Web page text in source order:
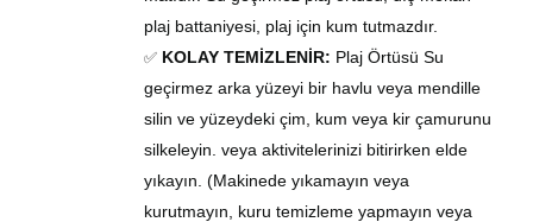
plaj battaniyesi, plaj için kum tutmazdır.
✅ KOLAY TEMİZLENİR: Plaj Örtüsü Su
geçirmez arka yüzeyi bir havlu veya mendille
silin ve yüzeydeki çim, kum veya kir çamurunu
silkeleyin. veya aktivitelerinizi bitirirken elde
yıkayın. (Makinede yıkamayın veya
kurutmayın, kuru temizleme yapmayın veya